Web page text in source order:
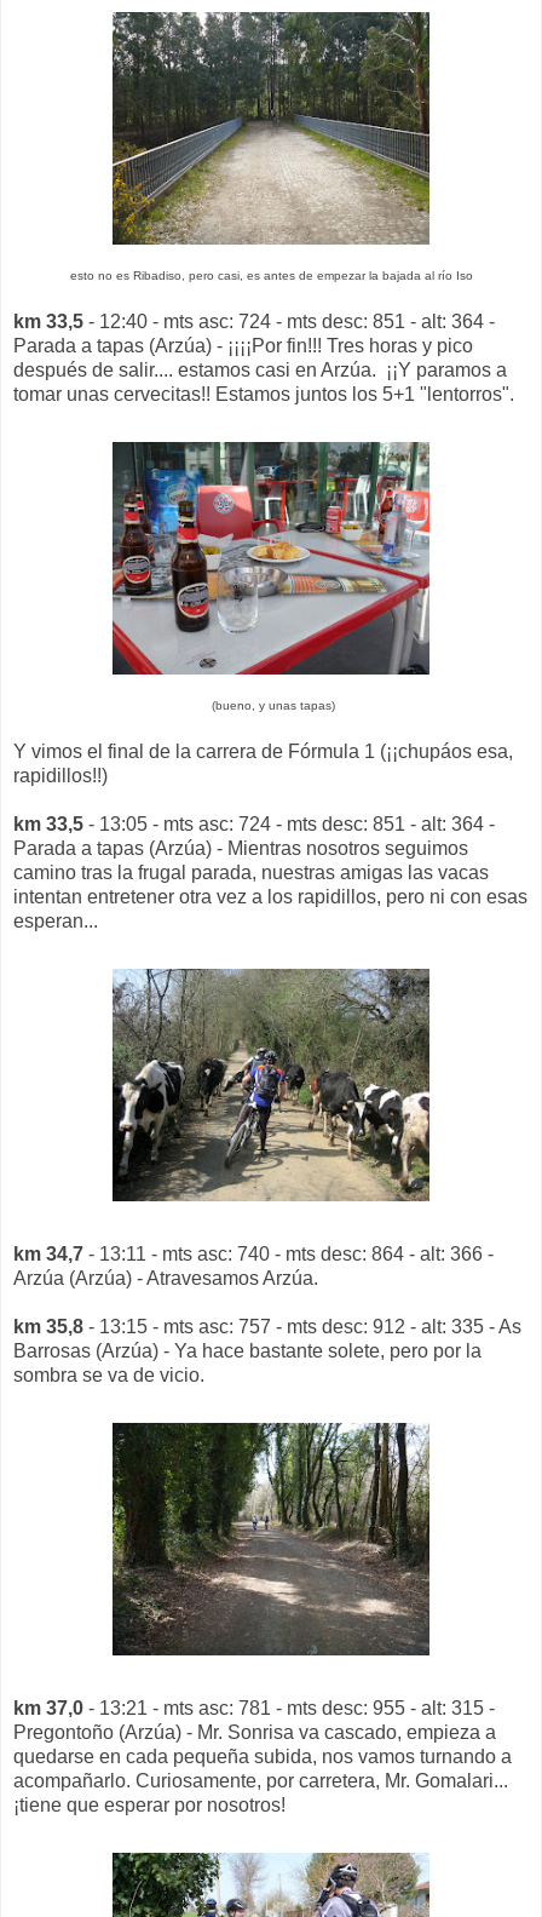
esto no es Ribadiso, pero casi, es antes de empezar la bajada al río Iso
km 33,5 - 12:40 - mts asc: 724 - mts desc: 851 - alt: 364 -
Parada a tapas (Arzúa) - ¡¡¡¡Por fin!!! Tres horas y pico
después de salir.... estamos casi en Arzúa. ¡¡Y paramos a
tomar unas cervecitas!! Estamos juntos los 5+1 "lentorros".
(bueno, y unas tapas)
Y vimos el final de la carrera de Fórmula 1 (¡¡chupáos esa,
rapidillos!!)
km 33,5 - 13:05 - mts asc: 724 - mts desc: 851 - alt: 364 -
Parada a tapas (Arzúa) - Mientras nosotros seguimos
camino tras la frugal parada, nuestras amigas las vacas
intentan entretener otra vez a los rapidillos, pero ni con esas
esperan...
km 34,7 - 13:11 - mts asc: 740 - mts desc: 864 - alt: 366 -
Arzúa (Arzúa) - Atravesamos Arzúa.
km 35,8 - 13:15 - mts asc: 757 - mts desc: 912 - alt: 335 - As
Barrosas (Arzúa) - Ya hace bastante solete, pero por la
sombra se va de vicio.
km 37,0 - 13:21 - mts asc: 781 - mts desc: 955 - alt: 315 -
Pregontoño (Arzúa) - Mr. Sonrisa va cascado, empieza a
quedarse en cada pequeña subida, nos vamos turnando a
acompañarlo. Curiosamente, por carretera, Mr. Gomalari...
¡tiene que esperar por nosotros!